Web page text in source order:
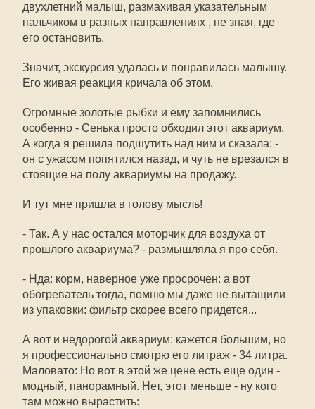
двухлетний малыш, размахивая указательным
пальчиком в разных направлениях , не зная, где
его остановить.
Значит, экскурсия удалась и понравилась малышу.
Его живая реакция кричала об этом.
Огромные золотые рыбки и ему запомнились
особенно - Сенька просто обходил этот аквариум.
А когда я решила подшутить над ним и сказала: -
он с ужасом попятился назад, и чуть не врезался в
стоящие на полу аквариумы на продажу.
И тут мне пришла в голову мысль!
- Так. А у нас остался моторчик для воздуха от
прошлого аквариума? - размышляла я про себя.
- Нда: корм, наверное уже просрочен: а вот
обогреватель тогда, помню мы даже не вытащили
из упаковки: фильтр скорее всего придется...
А вот и недорогой аквариум: кажется большим, но
я профессионально смотрю его литраж - 34 литра.
Маловато: Но вот в этой же цене есть еще один -
модный, панорамный. Нет, этот меньше - ну кого
там можно вырастить: